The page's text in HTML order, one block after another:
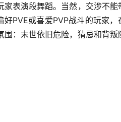
表演段舞蹈。当然，交涉不能
PVE或喜爱PVP战斗的玩家，
：末世依旧危险，猜忌和背叛